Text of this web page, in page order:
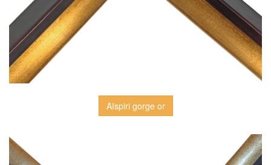
Aïspiri gorge or